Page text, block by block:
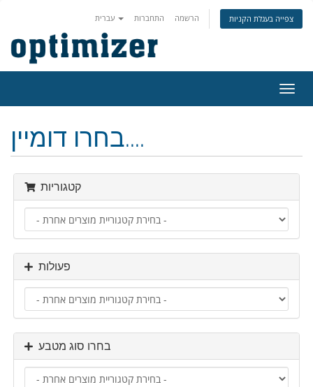
התחברות הרשמה צפייה בעגלת הקניות
ניווט
בחרו דומיין....
קטגוריות
פעולות
בחרו סוג מטבע